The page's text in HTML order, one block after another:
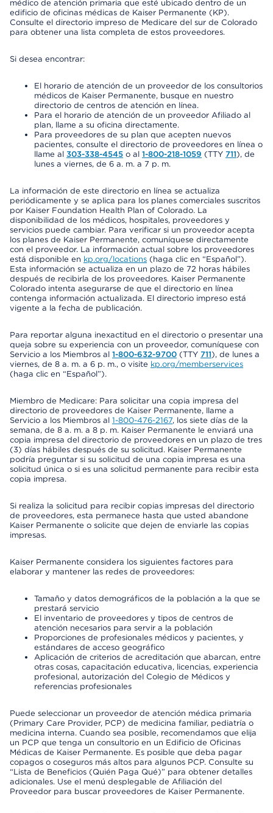
médico de atención primaria que esté ubicado dentro de un
edificio de oficinas médicas de Kaiser Permanente (KP).
Consulte el directorio impreso de Medicare del sur de Colorado
para obtener una lista completa de estos proveedores.
Si desea encontrar:
El horario de atención de un proveedor de los consultorios
médicos de Kaiser Permanente, busque en nuestro
directorio de centros de atención en línea.
Para el horario de atención de un proveedor Afiliado al
plan, llame a su oficina directamente.
Para proveedores de su plan que acepten nuevos
pacientes, consulte el directorio de proveedores en línea o
llame al 303-338-4545 o al 1-800-218-1059 (TTY 711), de
lunes a viernes, de 6 a. m. a 7 p. m.
La información de este directorio en línea se actualiza
periódicamente y se aplica para los planes comerciales suscritos
por Kaiser Foundation Health Plan of Colorado. La
disponibilidad de los médicos, hospitales, proveedores y
servicios puede cambiar. Para verificar si un proveedor acepta
los planes de Kaiser Permanente, comuníquese directamente
con el proveedor. La información actual sobre los proveedores
está disponible en kp.org/locations (haga clic en “Español”).
Esta información se actualiza en un plazo de 72 horas hábiles
después de recibirla de los proveedores. Kaiser Permanente
Colorado intenta asegurarse de que el directorio en línea
contenga información actualizada. El directorio impreso está
vigente a la fecha de publicación.
Para reportar alguna inexactitud en el directorio o presentar una
queja sobre su experiencia con un proveedor, comuníquese con
Servicio a los Miembros al 1-800-632-9700 (TTY 711), de lunes a
viernes, de 8 a. m. a 6 p. m., o visite kp.org/memberservices
(haga clic en “Español”).
Miembro de Medicare: Para solicitar una copia impresa del
directorio de proveedores de Kaiser Permanente, llame a
Servicio a los Miembros al 1-800-476-2167, los siete días de la
semana, de 8 a. m. a 8 p. m. Kaiser Permanente le enviará una
copia impresa del directorio de proveedores en un plazo de tres
(3) días hábiles después de su solicitud. Kaiser Permanente
podría preguntar si su solicitud de una copia impresa es una
solicitud única o si es una solicitud permanente para recibir esta
copia impresa.
Si realiza la solicitud para recibir copias impresas del directorio
de proveedores, esta permanece hasta que usted abandone
Kaiser Permanente o solicite que dejen de enviarle las copias
impresas.
Kaiser Permanente considera los siguientes factores para
elaborar y mantener las redes de proveedores:
Tamaño y datos demográficos de la población a la que se
prestará servicio
El inventario de proveedores y tipos de centros de
atención necesarios para servir a la población
Proporciones de profesionales médicos y pacientes, y
estándares de acceso geográfico
Aplicación de criterios de acreditación que abarcan, entre
otras cosas, capacitación educativa, licencias, experiencia
profesional, autorización del Colegio de Médicos y
referencias profesionales
Puede seleccionar un proveedor de atención médica primaria
(Primary Care Provider, PCP) de medicina familiar, pediatría o
medicina interna. Cuando sea posible, recomendamos que elija
un PCP que tenga un consultorio en un Edificio de Oficinas
Médicas de Kaiser Permanente. Es posible que deba pagar
copagos o coseguros más altos para algunos PCP. Consulte su
“Lista de Beneficios (Quién Paga Qué)” para obtener detalles
adicionales. Use el menú desplegable de Afiliación del
Proveedor para buscar proveedores de Kaiser Permanente.